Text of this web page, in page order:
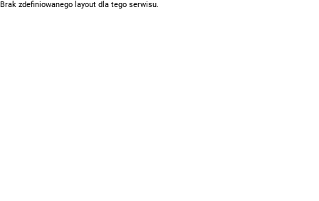
Brak zdefiniowanego layout dla tego serwisu.